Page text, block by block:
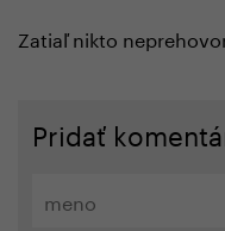
Zatiaľ nikto
Pridať